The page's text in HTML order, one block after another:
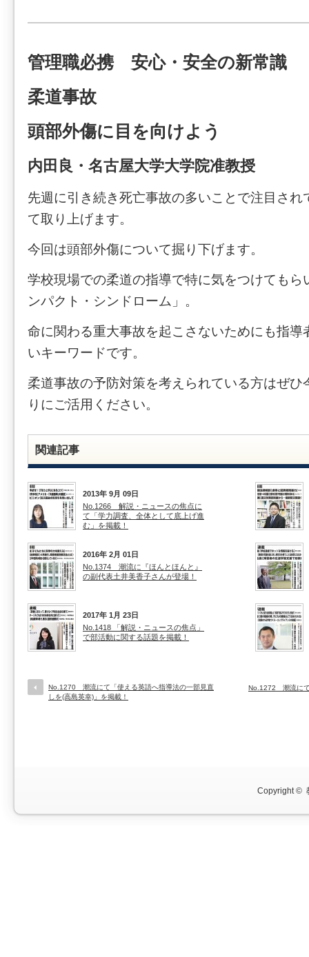
管理職必携 安心・安全の新常識
柔道事故
頭部外傷に目を向けよう
内田良・名古屋大学大学院准教授
先週に引き続き死亡事故の多いことで注目され
て取り上げます。
今回は頭部外傷について掘り下げます。
学校現場での柔道の指導で特に気をつけてもら
ンパクト・シンドローム」。
命に関わる重大事故を起こさないためにも指導
いキーワードです。
柔道事故の予防対策を考えられている方はぜひ
りにご活用ください。
関連記事
2013年 9月 09日
No.1266 解説・ニュースの焦点に
て「学力調査、全体として底上げ進
む」を掲載！
2016年 2月 01日
No.1374 潮流に『ほんとほんと』
の副代表土井美香子さんが登場！
2017年 1月 23日
No.1418 「解説・ニュースの焦点」
で部活動に関する話題を掲載！
No.1270 潮流にて「使える英語へ指導法の一部見直
しを(高島英幸)」を掲載！
No.1272 潮流にて
Copyright ©